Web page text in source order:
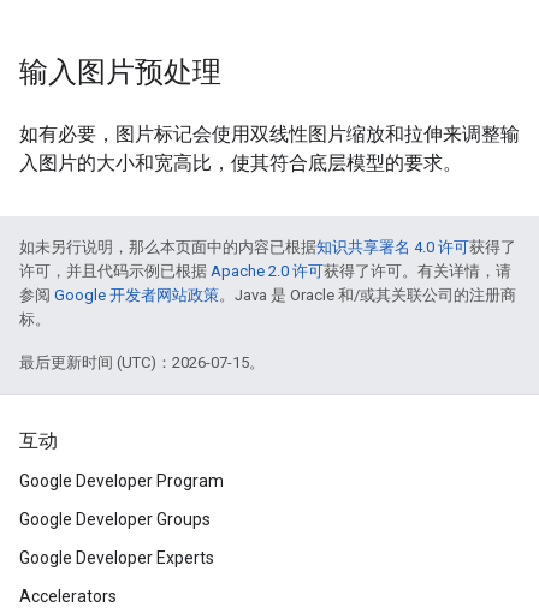
输入图片预处理
如有必要，图片标记会使用双线性图片缩放和拉伸来调整输
入图片的大小和宽高比，使其符合底层模型的要求。
如未另行说明，那么本页面中的内容已根据知识共享署名 4.0 许可获得了
许可，并且代码示例已根据 Apache 2.0 许可获得了许可。有关详情，请
参阅 Google 开发者网站政策。Java 是 Oracle 和/或其关联公司的注册商
标。
最后更新时间 (UTC)：2026-07-15。
互动
Google Developer Program
Google Developer Groups
Google Developer Experts
Accelerators